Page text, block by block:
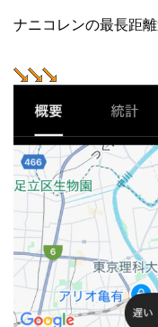
ナニコレンの最長距